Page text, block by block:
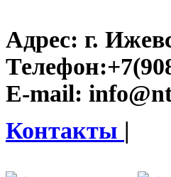
Адрес: г.
Телефон:
E-mail:
Контакты |